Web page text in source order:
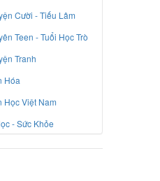
Cười - Tiếu Lâm
Teen - Tuổi Học Trò
Tranh
Hóa
Học Việt Nam
- Sức Khỏe